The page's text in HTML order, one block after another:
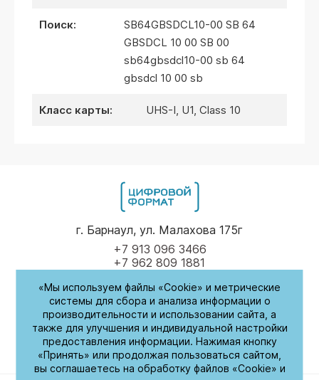
поиск:
SB64GBSDCL10-00 SB 64
GBSDCL 10 00 SB 00
sb64gbsdcl10-00 sb 64
gbsdcl 10 00 sb
класс карты: UHS-I, U1, Class 10
+7 913 096 3466
+7 962 809 1881
г. Барнаул, ул. Малахова 175г
Пн-Пт 9.00 - 17.00
(обед с 14:00-14:30)
СБ-Вс
Выходные
«Мы используем файлы «Cookie» и метрические
системы для сбора и анализа информации о
производительности и использовании сайта, а
также для улучшения и индивидуальной настройки
предоставления информации. Нажимая кнопку
«Принять» или продолжая пользоваться сайтом,
вы соглашаетесь на обработку файлов «Cookie» и